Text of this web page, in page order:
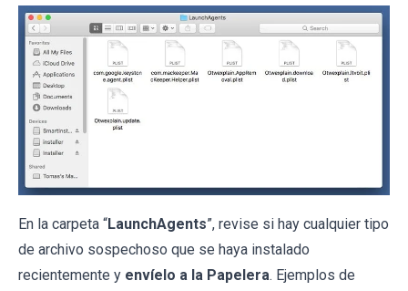
En la carpeta “LaunchAgents”, revise si hay cualquier tipo
de archivo sospechoso que se haya instalado
recientemente y envíelo a la Papelera. Ejemplos de